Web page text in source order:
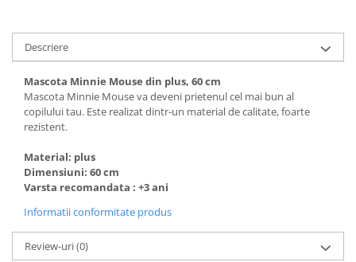
Descriere
Mascota Minnie Mouse din plus, 60 cm
Mascota Minnie Mouse va deveni prietenul cel mai bun al
copilului tau. Este realizat dintr-un material de calitate, foarte
rezistent.
Material: plus
Dimensiuni: 60 cm
Varsta recomandata : +3 ani
Informatii conformitate produs
Review-uri(0)